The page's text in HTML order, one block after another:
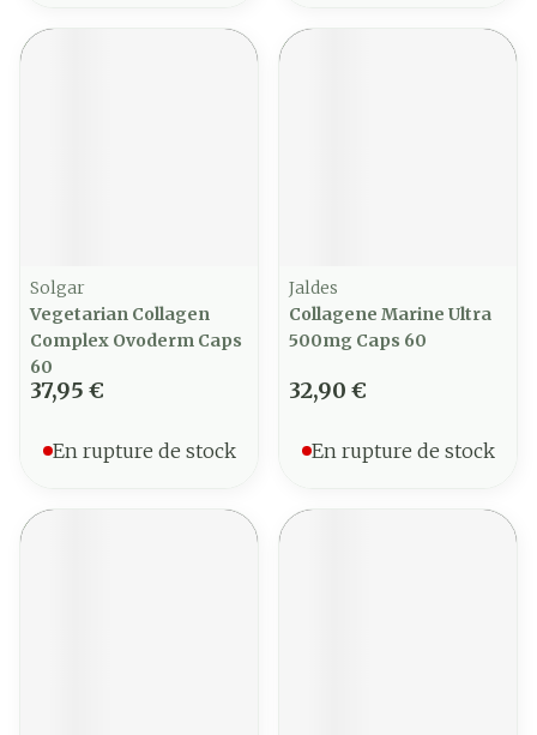
Solgar
Vegetarian Collagen
Complex Ovoderm Caps
60
37,95 €
En rupture de stock
Jaldes
Collagene Marine Ultra
500mg Caps 60
32,90 €
En rupture de stock